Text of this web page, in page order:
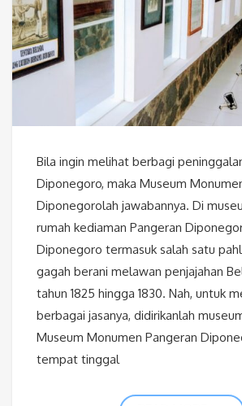
Bila ingin melihat berbagi
Diponegoro, maka Museum
Diponegorolah jawabannya. Di
rumah kediaman Pangeran
Diponegoro termasuk salah satu
gagah berani melawan penjajahan
tahun 1825 hingga 1830. Nah, untuk
berbagai jasanya, didirikanlah
Museum Monumen Pangeran
tempat tinggal